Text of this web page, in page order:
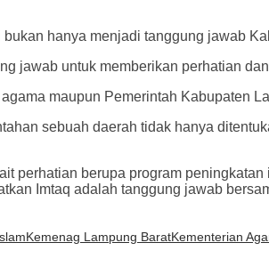
hanya menjadi tanggung jawab
jawab untuk memberikan perhatian
maupun Pemerintah Kabupaten
sebuah daerah tidak hanya
perhatian berupa program
Imtaq adalah tanggung jawab
Kemenag Lampung BaratKementerian